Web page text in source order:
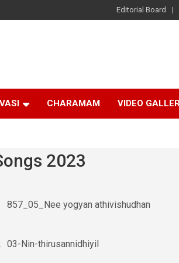
Editorial Board
CHARAMAM VIDEO
2023
857_05_Nee yogyan athivishudhan
03-Nin-thirusannidhiyil